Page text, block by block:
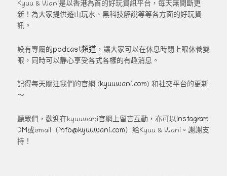
Kyuu & Wani是以香港為首的好玩資訊平台，每天無間斷更
新！為大家提供遊山玩水、黑科技解說等等各方面的好玩資
訊。
設有專屬的podcast頻道 ，讓大家可以在休息時閉上眼休養雙
眼，同時可以靜心享受各式各樣的有趣消息。
記得每天關注我們的官網 (kyuuwani.com) 和社交平台的更新
～
聽眾們，歡迎在kyuuwani官網上留言互動，亦可以Instagram
DM或email（info@kyuuwani.com）給Kyuu & Wani。謝謝支
持！